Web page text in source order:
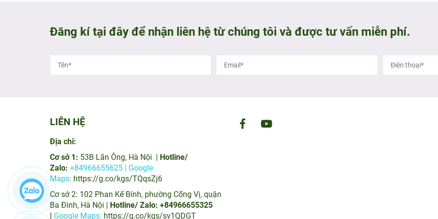
Đăng kí tại đây để nhận liên hệ từ chúng tôi và được tư vấn miễn phí.
LIÊN HỆ
Địa chỉ:
Cơ sở 1: 53B Lãn Ông, Hà Nội | Hotline/
Zalo: +84966655625 | Google
Maps: https://g.co/kgs/TQqsZj6
Cơ sở 2: 102 Phan Kế Bính, phường Cống Vị, quận
Ba Đình, Hà Nội | Hotline/ Zalo: +84966655325
| Google Maps: https://g.co/kgs/sv1QDGT